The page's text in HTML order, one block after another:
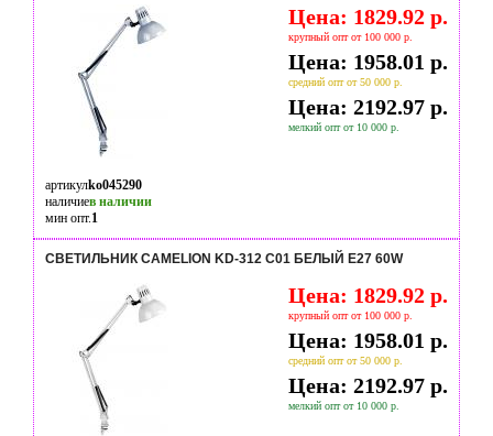
Цена: 1829.92 р.
крупный опт от 100 000 р.
Цена: 1958.01 р.
средний опт от 50 000 р.
Цена: 2192.97 р.
мелкий опт от 10 000 р.
артикулko045290
наличиев наличии
мин опт.1
СВЕТИЛЬНИК CAMELION KD-312 C01 БЕЛЫЙ E27 60W
Цена: 1829.92 р.
крупный опт от 100 000 р.
Цена: 1958.01 р.
средний опт от 50 000 р.
Цена: 2192.97 р.
мелкий опт от 10 000 р.